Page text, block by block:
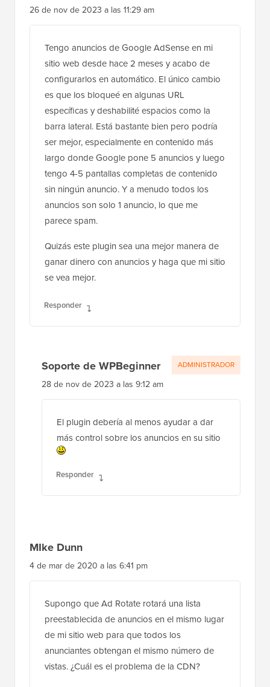
26 de nov de 2023 a las 11:29 am
Tengo anuncios de Google AdSense en mi
sitio web desde hace 2 meses y acabo de
configurarlos en automático. El único cambio
es que los bloqueé en algunas URL
específicas y deshabilité espacios como la
barra lateral. Está bastante bien pero podría
ser mejor, especialmente en contenido más
largo donde Google pone 5 anuncios y luego
tengo 4-5 pantallas completas de contenido
sin ningún anuncio. Y a menudo todos los
anuncios son solo 1 anuncio, lo que me
parece spam.
Quizás este plugin sea una mejor manera de
ganar dinero con anuncios y haga que mi sitio
se vea mejor.
Responder
Soporte de WPBeginner
28 de nov de 2023 a las 9:12 am
El plugin debería al menos ayudar a dar
más control sobre los anuncios en su sitio
Responder
ADMINISTRADOR
MIke Dunn
4 de mar de 2020 a las 6:41 pm
Supongo que Ad Rotate rotará una lista
preestablecida de anuncios en el mismo lugar
de mi sitio web para que todos los
anunciantes obtengan el mismo número de
vistas. ¿Cuál es el problema de la CDN?